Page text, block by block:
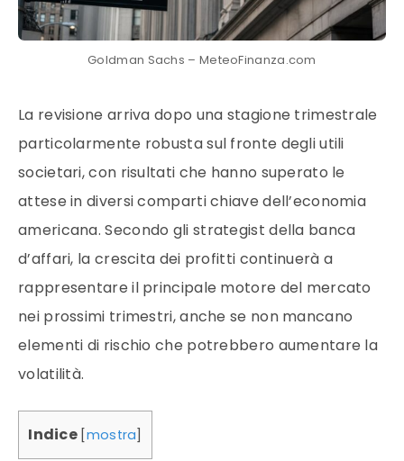
Goldman Sachs – MeteoFinanza.com
La revisione arriva dopo una stagione trimestrale
particolarmente robusta sul fronte degli utili
societari, con risultati che hanno superato le
attese in diversi comparti chiave dell’economia
americana. Secondo gli strategist della banca
d’affari, la crescita dei profitti continuerà a
rappresentare il principale motore del mercato
nei prossimi trimestri, anche se non mancano
elementi di rischio che potrebbero aumentare la
volatilità.
Indice [mostra